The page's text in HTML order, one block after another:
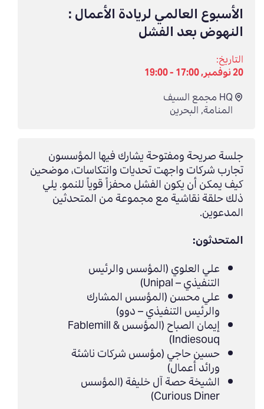
الأسبوع العالمي لريادة الأعمال :
النهوض بعد الفشل
التاريخ:
20 نوفمبر, 17:00 - 19:00
HQ مجمع السيف
المنامة,البحرين
جلسة صريحة ومفتوحة يشارك فيها المؤسسون
تجارب شركات واجهت تحديات وانتكاسات، موضحين
كيف يمكن أن يكون الفشل محفزاً قوياً للنمو. يلي
ذلك حلقة نقاشية مع مجموعة من المتحدثين
المدعوين.
المتحدثون:
علي العلوي (المؤسس والرئيس
التنفيذي – Unipal)
علي محسن (المؤسس المشارك
والرئيس التنفيذي – دوو)
إيمان الصباح (المؤسس Fablemill &
Indiesouq)
حسين حاجي (مؤسس شركات ناشئة
ورائد أعمال)
الشيخة حصة آل خليفة (المؤسس
Curious Diner)